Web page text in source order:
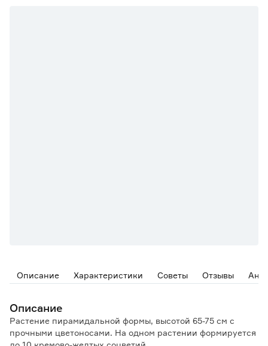
Описание Характеристики Советы Отзывы
Описание
Растение пирамидальной формы, высотой 65-75 см с
прочными цветоносами. На одном растении формируется